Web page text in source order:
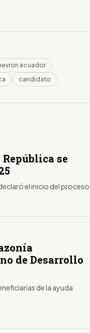
ecuador
candidato
se
el inicio del proceso
de Desarrollo
de la ayuda